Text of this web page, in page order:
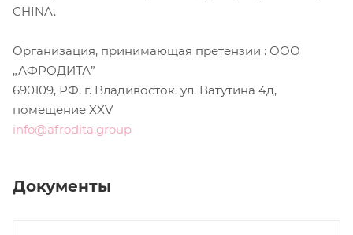
CHINA.
Организация, принимающая претензии : ООО
„АФРОДИТА”
690109, РФ, г. Владивосток, ул. Ватутина 4д,
помещение XXV
info@afrodita.group
Документы